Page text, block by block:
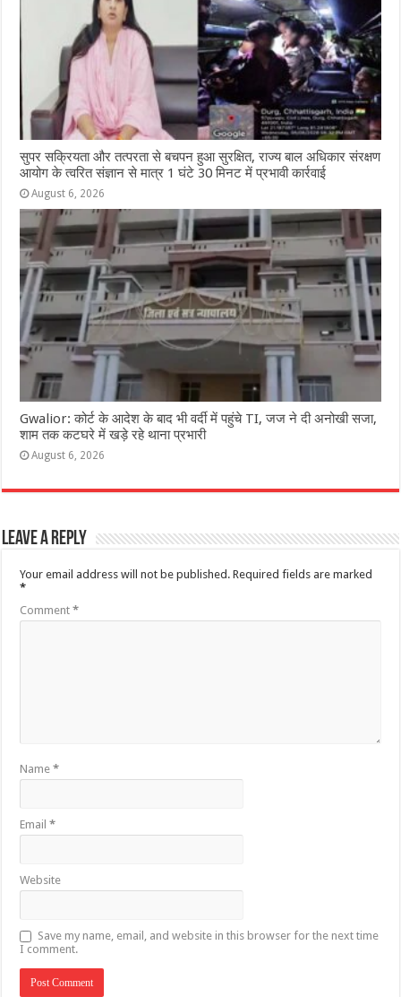
सुपर सक्रियता और तत्परता से बचपन हुआ सुरक्षित, राज्य बाल अधिकार संरक्षण
आयोग के त्वरित संज्ञान से मात्र 1 घंटे 30 मिनट में प्रभावी कार्रवाई
August 6, 2026
Gwalior: कोर्ट के आदेश के बाद भी वर्दी में पहुंचे TI, जज ने दी अनोखी सजा,
शाम तक कटघरे में खड़े रहे थाना प्रभारी
August 6, 2026
Leave a Reply
Your email address will not be published. Required fields are marked
*
Comment*
Name*
Email*
Website
Save my name, email, and website in this browser for the next time
I comment.